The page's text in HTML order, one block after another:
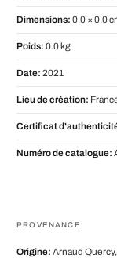
Dimensions: 0.0 × 0.0
Poids: 0.0 kg
Date: 2021
Lieu de création:
Certificat
Numéro de catalogue:
PROVENANCE
Origine: Arnaud